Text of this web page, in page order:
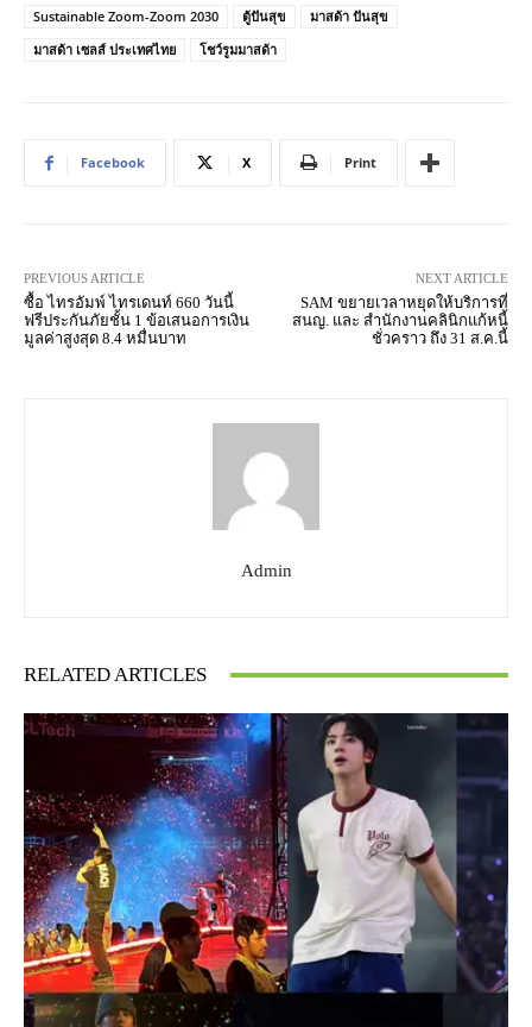
Sustainable Zoom-Zoom 2030 ตู้ปันสุข
มาสด้า ปันสุข
มาสด้า เซลส์ ประเทศไทย
โชว์รูมมาสด้า
Facebook X Print
PREVIOUS ARTICLE
ซื้อ ไทรอัมพ์ ไทรเดนท์ 660 วันนี้
ฟรีประกันภัยชั้น 1 ข้อเสนอการเงิน
มูลค่าสูงสุด 8.4 หมื่นบาท
NEXT ARTICLE
SAM ขยายเวลาหยุดให้บริการที่
สนญ. และ สำนักงานคลินิกแก้หนี้
ชั่วคราว ถึง 31 ส.ค.นี้
Admin
RELATED ARTICLES